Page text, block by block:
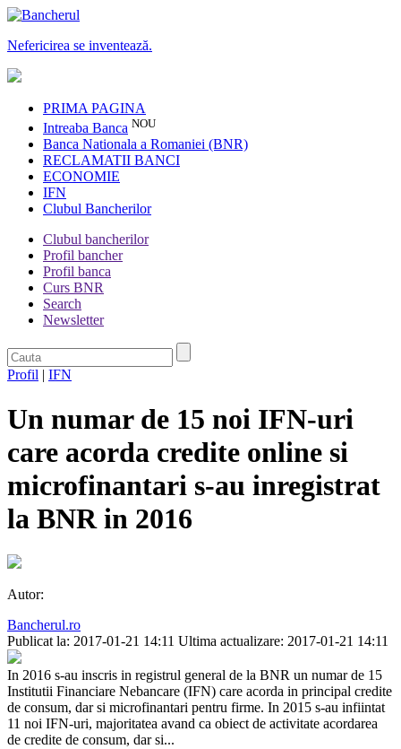
Nefericirea se inventează.
PRIMA PAGINA
Intreaba Banca NOU
Banca Nationala a Romaniei (BNR)
RECLAMATII BANCI
ECONOMIE
IFN
Clubul Bancherilor
Clubul bancherilor
Profil bancher
Profil banca
Curs BNR
Search
Newsletter
Profil | IFN
Un numar de 15 noi IFN-uri
care acorda credite online si
microfinantari s-au inregistrat
la BNR in 2016
Autor:
Bancherul.ro
Publicat la: 2017-01-21 14:11 Ultima actualizare: 2017-01-21 14:11
In 2016 s-au inscris in registrul general de la BNR un numar de 15
Institutii Financiare Nebancare (IFN) care acorda in principal credite
de consum, dar si microfinantari pentru firme. In 2015 s-au infiintat
11 noi IFN-uri, majoritatea avand ca obiect de activitate acordarea
de credite de consum, dar si...